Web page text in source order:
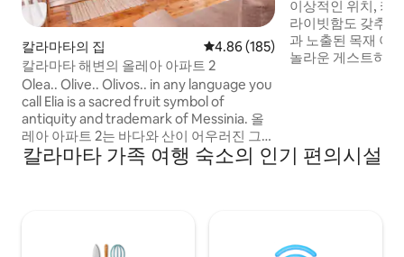
칼라마타의 집 평점 4.86점(5점 만점), 후기 185
4.86 (185)
칼라마타 해변의 올레아 아파트 2
Olea.. Olive.. Olivos.. in any language you
call Elia is a sacred fruit symbol of
antiquity and trademark of Messinia. 올
레아 아파트 2는 바다와 산이 어우러진 그리
스에서 가장 아름다운 도시 중 하나인 칼라
마타에 위치해 있어 일년 내내 이상적인 여
게스트하우스
이상적인 위치, 카
라이빗함도 갖추고 있습니
과 노출된 목재 아
놀라운 게스트하
습니다. 위층에는
감상할 수 있는 킹
칼라마타 가족 여행 숙소의 인기 편의시설